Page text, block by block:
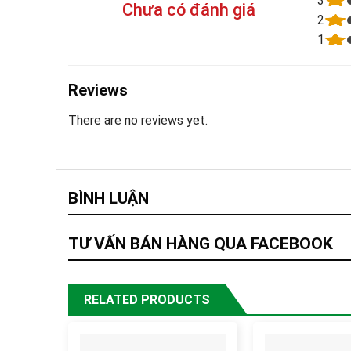
Chưa có đánh giá
2
1
Reviews
There are no reviews yet.
BÌNH LUẬN
TƯ VẤN BÁN HÀNG QUA FACEBOOK
RELATED PRODUCTS